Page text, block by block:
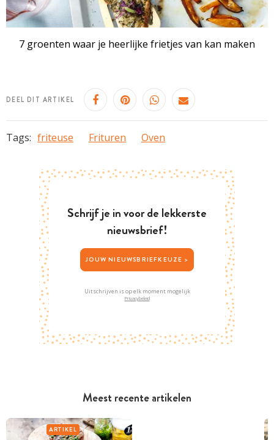
Meest recente artikelen
ARTIKEL
7 groenten waar je heerlijke frietjes van kan maken
DEEL DIT ARTIKEL
Tags: friteuse Frituren Oven
Schrijf je in voor de lekkerste
nieuwsbrief!
JOUW NIEUWSBRIEFKEUZE >
Uitschrijven is op elk moment mogelijk
Privacybeleid